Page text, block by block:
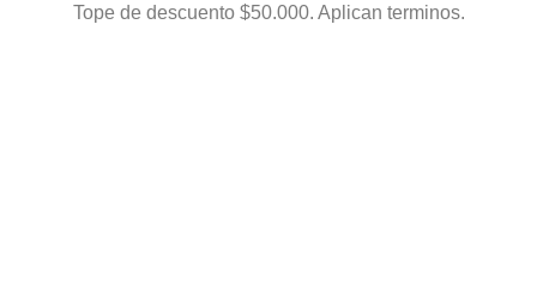
Tope de descuento $50.000. Aplican terminos.